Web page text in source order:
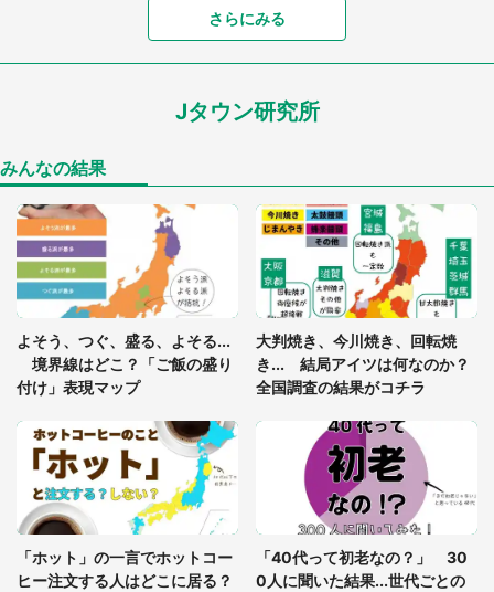
「富豪すぎ」1歳息子の〝店頭駄々こね〟の内容に1.
7万人驚がく 「お菓子売り場ならまだしも...」「ハ
ードル高い」
あまりにも四角すぎる猫、激写される 「これもう
「閉所恐怖症の私は新幹線で大パニック。隣席の青
年に『手を繋いで』とお願いしたら...」 体験談に
8万人感動
グっちゃってた〝野生の野菜〟に6.5万人戦慄
「○○がない街に住んでいます」住人の呟きに30万
人驚がく 何が存在しないか、あなたはわかる？
「修学旅行に途中参加する娘を送って行ったら、真
っ暗な道で遭難状態。なんとか見つけた民家に助け
を求めると、住人の男性が...」
さらにみる
Jタウン研究所
みんなの結果
よそう、つぐ、盛る、よそる...
境界線はどこ？「ご飯の盛り
付け」表現マップ
大判焼き、今川焼き、回転焼
き... 結局アイツは何なのか？
全国調査の結果がコチラ
「ホット」の一言でホットコー
ヒー注文する人はどこに居る？
「40代って初老なの？」 30
0人に聞いた結果...世代ごとの